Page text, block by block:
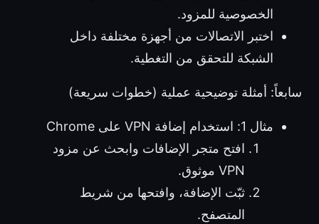
الخصوصية للمزود.
اختبر الاتصالات من أجهزة مختلفة داخل
الشبكة للتحقق من التغطية.
سابعاً: أمثلة توضيحية عملية (خطوات سريعة)
مثال 1: استخدام إضافة VPN على Chrome
افتح متجر الإضافات وابحث عن مزود
VPN موثوق.
ثبّت الإضافة، وافتحها من شريط
المتصفح.